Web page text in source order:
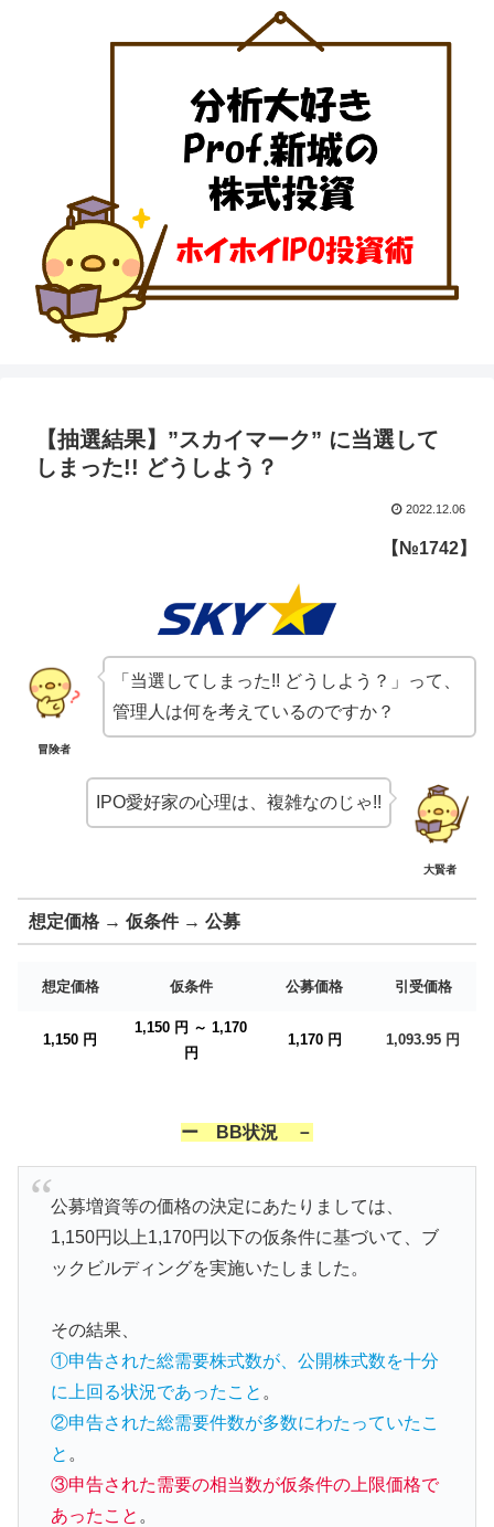
【抽選結果】”スカイマーク” に当選して
しまった!! どうしよう？
2022.12.06
【№1742】
冒険者
「当選してしまった!! どうしよう？」って、
管理人は何を考えているのですか？
大賢者
IPO愛好家の心理は、複雑なのじゃ!!
想定価格 → 仮条件 → 公募
想定価格 仮条件 公募価格 引受価格
1,150 円
1,150 円 ～ 1,170
円
1,170 円 1,093.95 円
ー BB状況 －
公募増資等の価格の決定にあたりましては、
1,150円以上1,170円以下の仮条件に基づいて、ブ
ックビルディングを実施いたしました。
その結果、
①申告された総需要株式数が、公開株式数を十分
に上回る状況であったこと 。
②申告された総需要件数が多数にわたっていたこ
と 。
③申告された需要の相当数が仮条件の上限価格で
あったこと 。